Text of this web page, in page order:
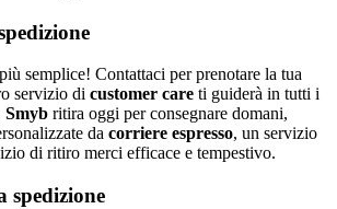
semplice! Contattaci per prenotare la tua
servizio di customer care ti guiderà in tutti i
Smyb ritira oggi per consegnare domani,
da corriere espresso, un servizio
di ritiro merci efficace e tempestivo.
spedizione